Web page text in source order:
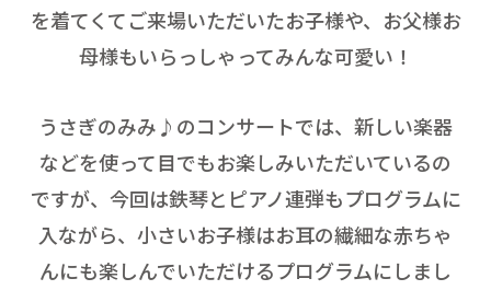
を着てくてご来場いただいたお子様や、お父様お
母様もいらっしゃってみんな可愛い！
うさぎのみみ♪のコンサートでは、新しい楽器
などを使って目でもお楽しみいただいているの
ですが、今回は鉄琴とピアノ連弾もプログラムに
入ながら、小さいお子様はお耳の繊細な赤ちゃ
んにも楽しんでいただけるプログラムにしまし